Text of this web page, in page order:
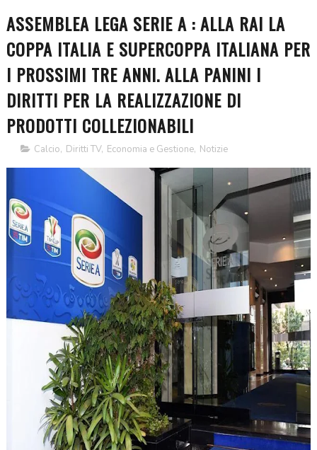
ASSEMBLEA LEGA SERIE A : ALLA RAI LA
COPPA ITALIA E SUPERCOPPA ITALIANA PER
I PROSSIMI TRE ANNI. ALLA PANINI I
DIRITTI PER LA REALIZZAZIONE DI
PRODOTTI COLLEZIONABILI
Calcio, Diritti TV, Economia e Gestione, Notizie